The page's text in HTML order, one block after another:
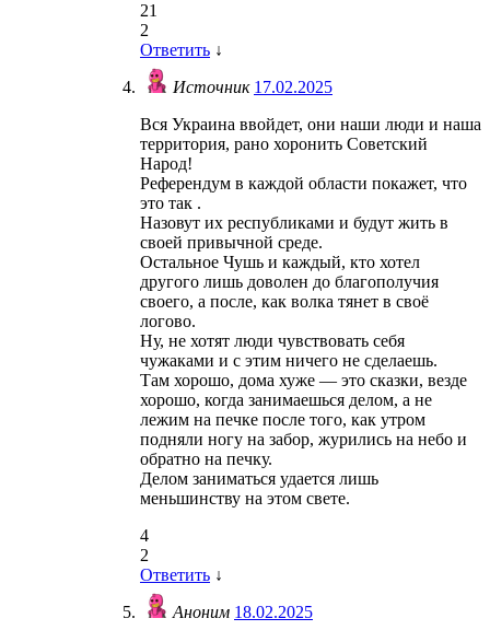
21
2
Ответить ↓
Источник 17.02.2025
Вся Украина ввойдет, они наши люди и наша
территория, рано хоронить Советский
Народ!
Референдум в каждой области покажет, что
это так .
Назовут их республиками и будут жить в
своей привычной среде.
Остальное Чушь и каждый, кто хотел
другого лишь доволен до благополучия
своего, а после, как волка тянет в своё
логово.
Ну, не хотят люди чувствовать себя
чужаками и с этим ничего не сделаешь.
Там хорошо, дома хуже — это сказки, везде
хорошо, когда занимаешься делом, а не
лежим на печке после того, как утром
подняли ногу на забор, журились на небо и
обратно на печку.
Делом заниматься удается лишь
меньшинству на этом свете.
4
2
Ответить ↓
Аноним 18.02.2025